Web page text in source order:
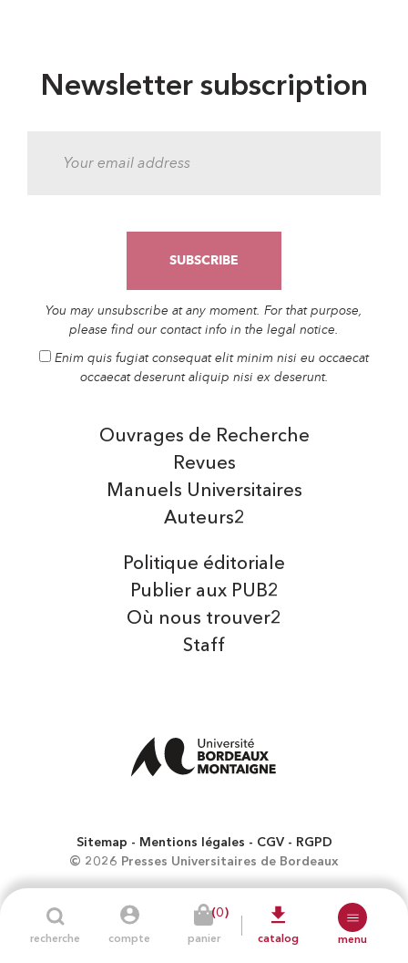
recherche compte
(0)
panier catalog menu
Newsletter subscription
You may unsubscribe at any moment. For that purpose,
please find our contact info in the legal notice.
Enim quis fugiat consequat elit minim nisi eu occaecat
occaecat deserunt aliquip nisi ex deserunt.
Auteurs2
Manuels Universitaires
Ouvrages de Recherche
Revues
Politique éditoriale
Publier aux PUB2
Où nous trouver2
Staff
Sitemap Mentions légales CGV
RGPD
© 2026 Presses Universitaires de Bordeaux